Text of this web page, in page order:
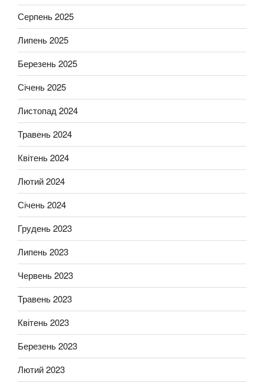
Серпень 2025
Липень 2025
Березень 2025
Січень 2025
Листопад 2024
Травень 2024
Квітень 2024
Лютий 2024
Січень 2024
Грудень 2023
Липень 2023
Червень 2023
Травень 2023
Квітень 2023
Березень 2023
Лютий 2023